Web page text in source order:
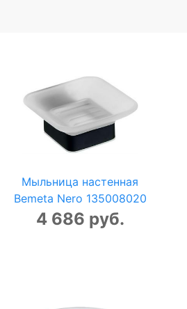
Мыльница настенная
Bemeta Nero 135008020
4 686 руб.